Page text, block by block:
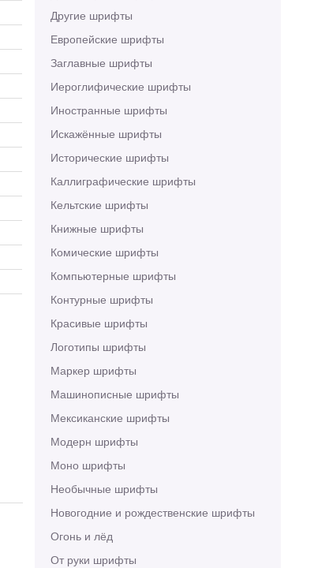
Другие шрифты
Европейские шрифты
Заглавные шрифты
Иероглифические шрифты
Иностранные шрифты
Искажённые шрифты
Исторические шрифты
Каллиграфические шрифты
Кельтские шрифты
Книжные шрифты
Комические шрифты
Компьютерные шрифты
Контурные шрифты
Красивые шрифты
Логотипы шрифты
Маркер шрифты
Машинописные шрифты
Мексиканские шрифты
Модерн шрифты
Моно шрифты
Необычные шрифты
Новогодние и рождественские шрифты
Огонь и лёд
От руки шрифты